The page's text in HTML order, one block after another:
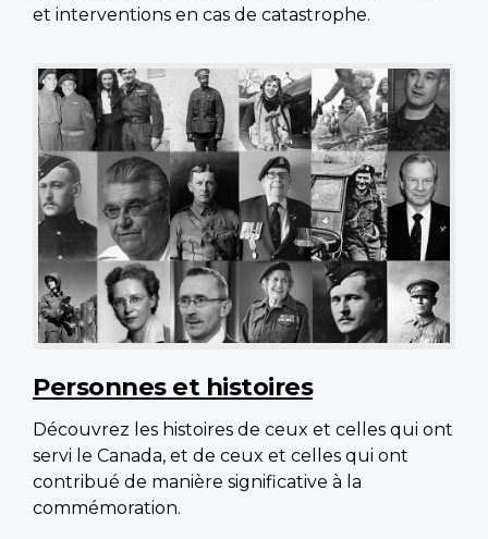
et interventions en cas de catastrophe.
Personnes et histoires
Découvrez les histoires de ceux et celles qui ont
servi le Canada, et de ceux et celles qui ont
contribué de manière significative à la
commémoration.